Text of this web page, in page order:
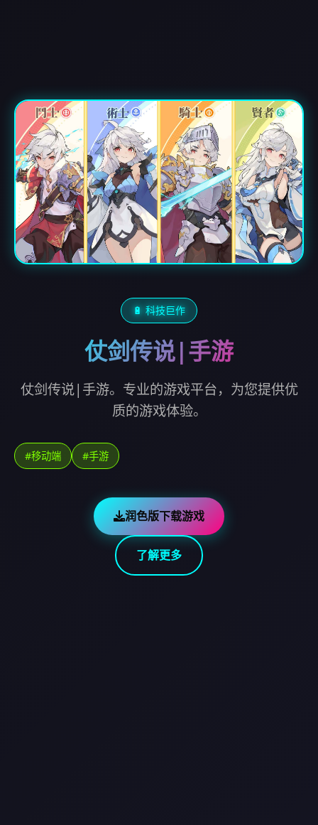
🔋 科技巨作
仗剑传说|手游
仗剑传说|手游。专业的游戏平台，为您提供优
质的游戏体验。
#移动端 #手游
润色版下载游戏
了解更多